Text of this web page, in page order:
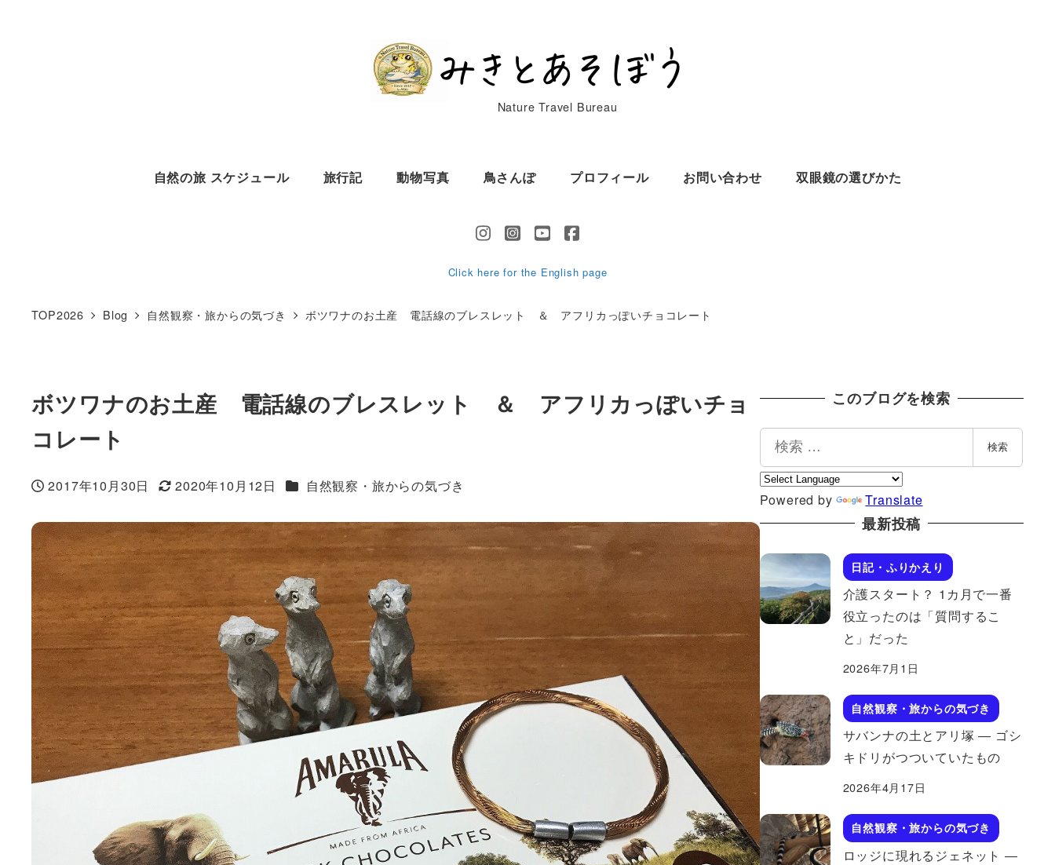
Nature Travel Bureau
自然の旅 スケジュール 旅行記 動物写真 鳥さんぽ プロフィール お問い合わせ 双眼鏡の選びかた
Click here for the English page
TOP2026 Blog 自然観察・旅からの気づき ボツワナのお土産 電話線のブレスレット ＆ アフリカっぽいチョコレート
ボツワナのお土産 電話線のブレスレット ＆ アフリカっぽいチョ
コレート
投稿日
2017年10月30日
更新日
2020年10月12日 カテゴリー
自然観察・旅からの気づき
このブログを検索
索
検索
Powered by Translate
最新投稿
日記・ふりかえり
介護スタート？ 1カ月で一番
役立ったのは「質問するこ
と」だった
2026年7月1日
自然観察・旅からの気づき
サバンナの土とアリ塚 ― ゴシ
キドリがつついていたもの
2026年4月17日
自然観察・旅からの気づき
ロッジに現れるジェネット ―